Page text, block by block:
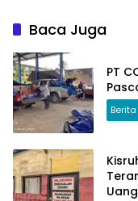
Baca Juga
PT
Berita
Uang